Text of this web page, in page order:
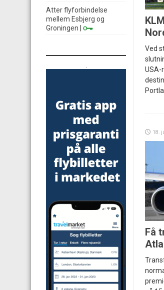
Ved
USA-
18.
Få
Atter flyforbindelse
mellem Esbjerg og
Groningen